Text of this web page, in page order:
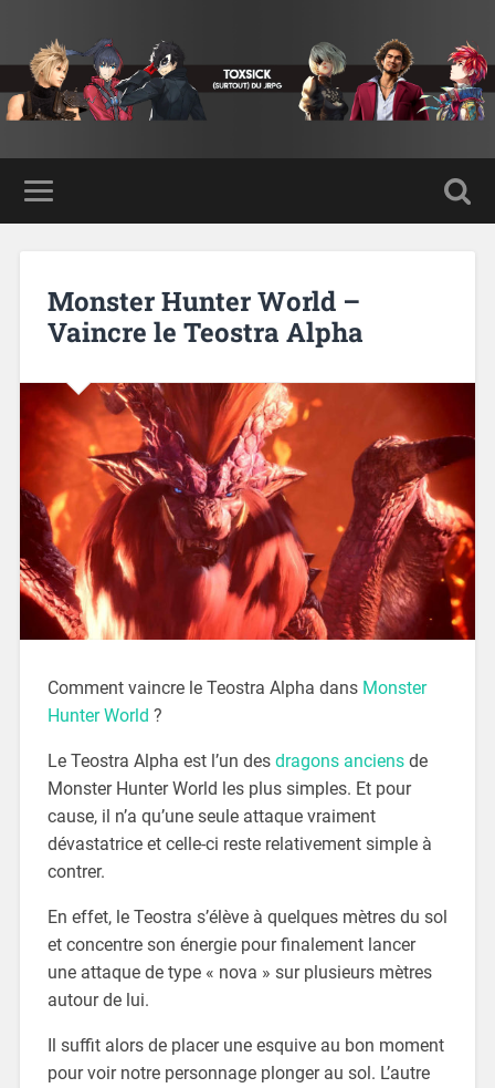
Monster Hunter World –
Vaincre le Teostra Alpha
Comment vaincre le Teostra Alpha dans Monster
Hunter World ?
Le Teostra Alpha est l’un des dragons anciensde
Monster Hunter World les plus simples. Et pour
cause, il n’a qu’une seule attaque vraiment
dévastatrice et celle-ci reste relativement simple à
contrer.
En effet, le Teostra s’élève à quelques mètres du sol
et concentre son énergie pour finalement lancer
une attaque de type « nova » sur plusieurs mètres
autour de lui.
Il suffit alors de placer une esquive au bon moment
pour voir notre personnage plonger au sol. L’autre